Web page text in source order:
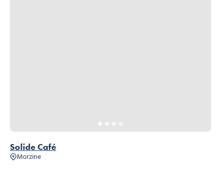
Solide Café
Morzine